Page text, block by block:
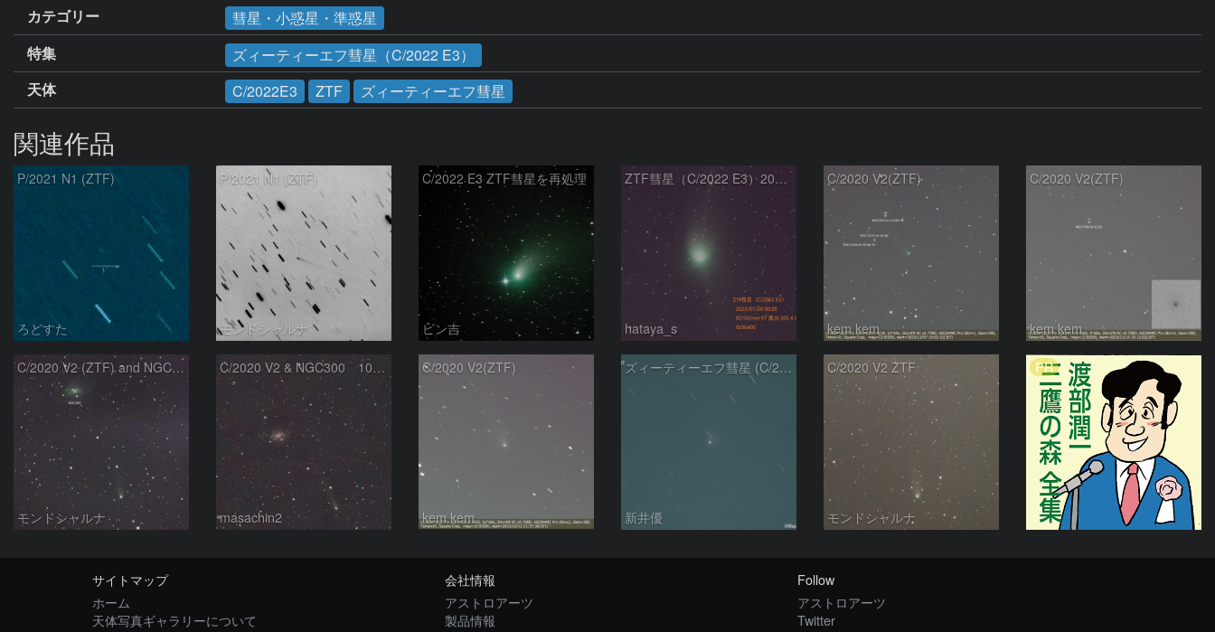
カテゴリー
彗星・小惑星・準惑星
特集
ズィーティーエフ彗星（C/2022 E3）
天体
C/2022E3 ZTF ズィーティーエフ彗星
関連作品
P/2021 N1 (ZTF)
ろどすた
P/2021 N1 (ZTF)
モンドシャルナ
C/2022 E3 ZTF彗星を再処理
ピン吉
ZTF彗星（C/2022 E3）2023/01/26
hataya_s
C/2020 V2(ZTF)
kem.kem
C/2020 V2(ZTF)
kem.kem
C/2020 V2 (ZTF) and NGC300
モンドシャルナ
C/2020 V2 & NGC300 10/15
masachin2
C/2020 V2(ZTF)
kem.kem
ズィーティーエフ彗星 (C/2020V2)：202309/12
新井優
C/2020 V2 ZTF
モンドシャルナ
PR
サイトマップ
ホーム
天体写真ギャラリーについて
会社情報
アストロアーツ
製品情報
Follow
アストロアーツ
Twitter